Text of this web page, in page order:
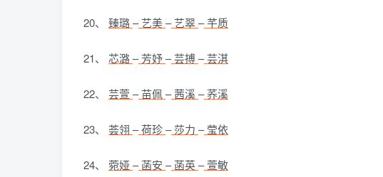
20、 臻璐–艺美–艺翠–芊质
21、 芯潞–芳妤–芸搏–芸淇
22、 芸萱 –苗佩–茜溪–荞溪
23、 荟翎 –荷珍–莎力 –莹依
24、 菀娅 –菡安 –菡英–萱敏